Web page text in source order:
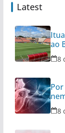
Latest
ao
8
Por
8